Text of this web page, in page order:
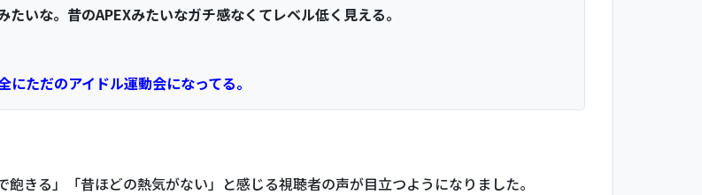
いな。昔のAPEXみたいなガチ感なくてレベル低く見える。
ただのアイドル運動会になってる。
きる」「昔ほどの熱気がない」と感じる視聴者の声が目立つようになりました。